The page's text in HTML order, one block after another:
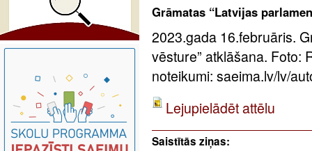
Grāmatas “Latvijas
2023.gada 16.februāris.
vēsture” atklāšana. Foto:
noteikumi: saeima.lv/lv/
Lejupielādēt attēlu
Saistītās ziņas: